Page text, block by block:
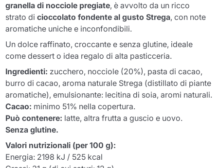
granella di nocciole pregiate, è avvolto da un ricco
strato dicioccolato fondente al gusto Strega, con note
aromatiche uniche e inconfondibili.
Un dolce raffinato, croccante e senza glutine, ideale
come dessert o idea regalo di alta pasticceria.
Ingredienti: zucchero, nocciole (20%), pasta di cacao,
burro di cacao, aroma naturale Strega (distillato di piante
aromatiche), emulsionante: lecitina di soia, aromi naturali.
Cacao: minimo 51% nella copertura.
Può contenere: latte, altra frutta a guscio e uovo.
Senza glutine.
Valori nutrizionali (per 100 g):
Energia: 2198 kJ / 525 kcal